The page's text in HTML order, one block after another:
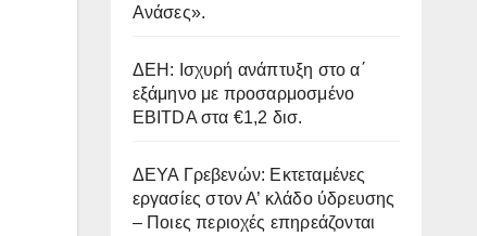
Ανάσες».
ΔΕΗ: Ισχυρή ανάπτυξη στο α΄
εξάμηνο με προσαρμοσμένο
EBITDA στα €1,2 δισ.
ΔΕΥΑ Γρεβενών: Εκτεταμένες
εργασίες στον Α’ κλάδο ύδρευσης
– Ποιες περιοχές επηρεάζονται